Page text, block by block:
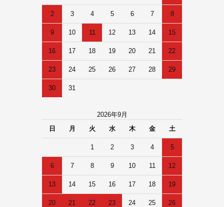
2 3 4 5 6 7 8
9 10 11 12 13 14 15
16 17 18 19 20 21 22
23 24 25 26 27 28 29
30 31
2026年9月
日
月 火 水 木 金 土
1 2 3 4 5
6 7 8 9 10 11 12
13 14 15 16 17 18 19
20 21 22 23 24 25 26